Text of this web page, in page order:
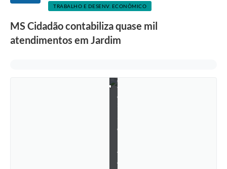
TRABALHO E DESENV. ECONÔMICO
MS Cidadão contabiliza quase mil
atendimentos em Jardim
o
t
o
e
y
A